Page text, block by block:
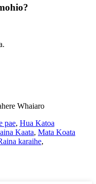
Whaiaro
pae, Hua Katoa
Kaata, Mata Koata
karaihe,